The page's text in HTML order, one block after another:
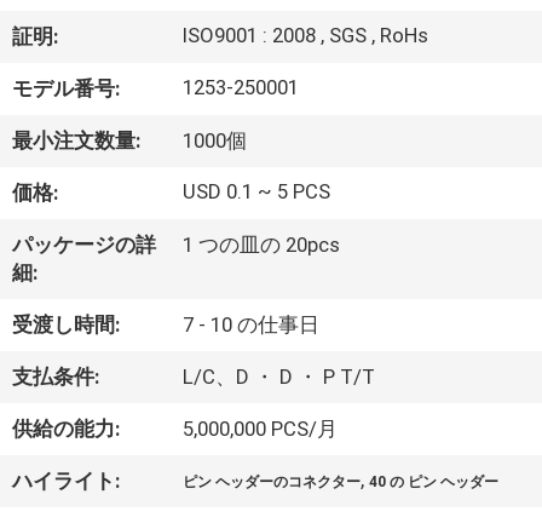
私
達
に
い
て
場
旅
行
証明: ISO9001 : 2008 , SGS , RoHs
モデル番号: 1253-250001
最小注文数量: 1000個
価格: USD 0.1 ~ 5 PCS
パッケージの詳
細:
1 つの皿の 20pcs
受渡し時間: 7 - 10 の仕事日
支払条件: L/C、D ・ D ・ P T/T
供給の能力: 5,000,000 PCS/月
ハイライト: ピン ヘッダーのコネクター,40 の ピン ヘッダー